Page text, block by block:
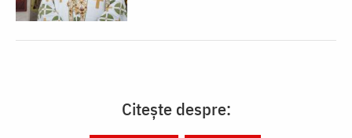
Citește despre: